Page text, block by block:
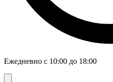
Ежедневно с 10:00 до 18:00